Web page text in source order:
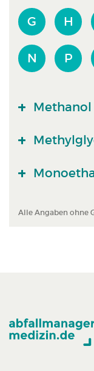
G H
N P
Methanol
Alle Angaben ohne